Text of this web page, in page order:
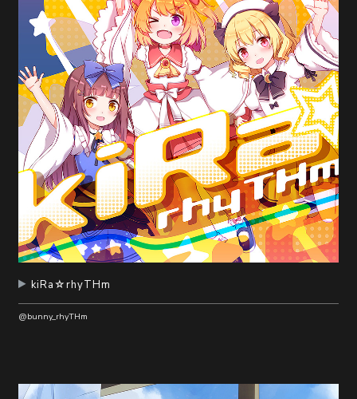
kiRa☆rhyTHm
@bunny_rhyTHm